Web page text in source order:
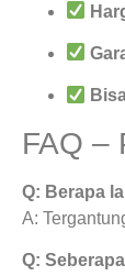
FAQ –
Q: Berapa
A:
Q: